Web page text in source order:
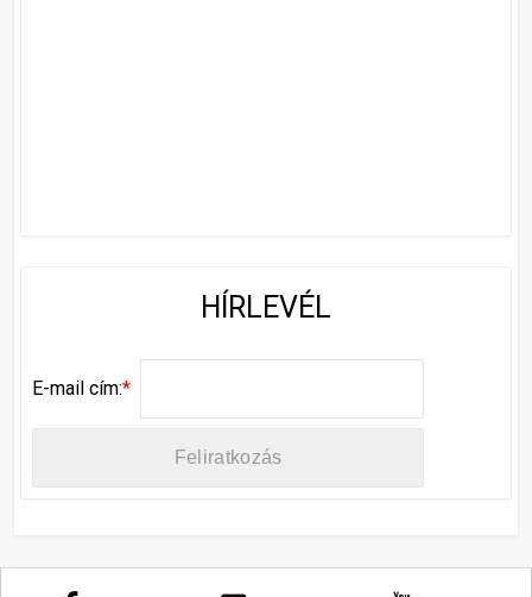
HÍRLEVÉL
E-mail cím:*